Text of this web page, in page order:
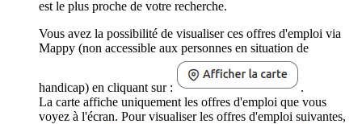
est le plus proche de votre recherche.
Vous avez la possibilité de visualiser ces offres d'emploi via
Mappy (non accessible aux personnes en situation de
handicap) en cliquant sur :
.
La carte affiche uniquement les offres d'emploi que vous
voyez à l'écran. Pour visualiser les offres d'emploi suivantes,